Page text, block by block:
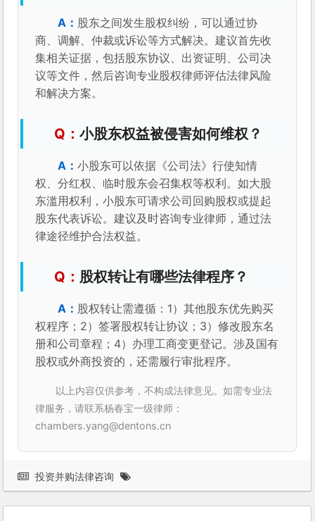
股东之间发生股权纠纷，可以通过协
商、调解、仲裁或诉讼等方式解决。建议首先收
集相关证据，包括股东协议、出资证明、公司决
议等文件，然后咨询专业股权律师评估法律风险
和解决方案。
小股东权益被侵害如何维权？
小股东可以依据《公司法》行使知情
权、分红权、临时股东会召集权等权利。如大股
东滥用权利，小股东可请求公司回购股权或提起
股东代表诉讼。建议及时咨询专业律师，通过法
律途径维护合法权益。
股权转让有哪些法律程序？
股权转让需遵循：1）其他股东优先购买
权程序；2）签署股权转让协议；3）修改股东名
册和公司章程；4）办理工商变更登记。涉及国有
股权或外商投资的，还需履行审批程序。
以上内容仅供参考，不构成法律意见。如需专业法
律服务，请联系杨春宝一级律师：
chambers.yang@dentons.cn
投资并购法律咨询